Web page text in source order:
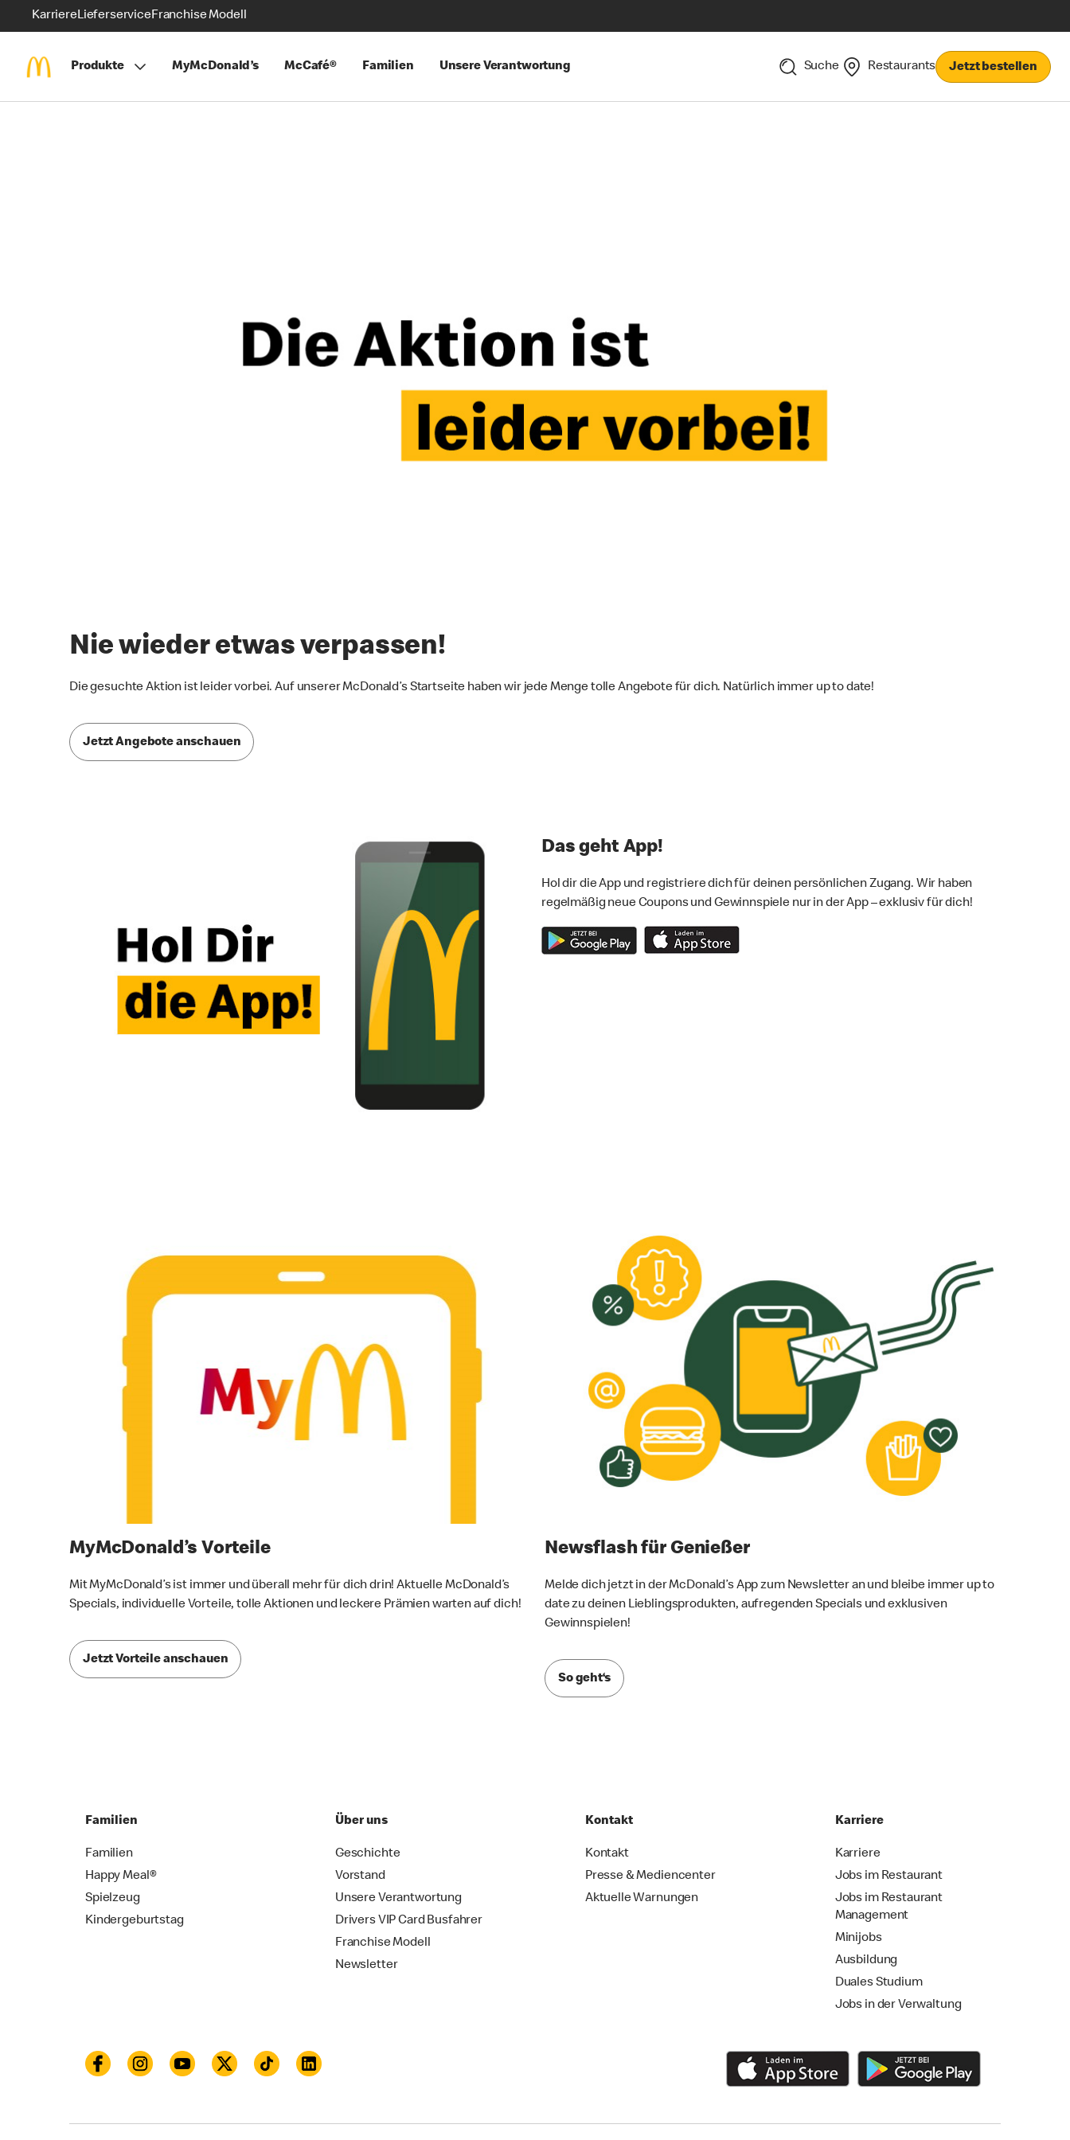
KarriereLieferserviceFranchise Modell
Produkte MyMcDonald’s McCafé® Familien Unsere Verantwortung Suche Restaurants Jetzt bestellen
Nie wieder etwas verpassen!
Die gesuchte Aktion ist leider vorbei. Auf unserer McDonald’s Startseite haben wir jede Menge tolle Angebote für dich. Natürlich immer up to date!
Jetzt Angebote anschauen
Das geht App!
Hol dir die App und registriere dich für deinen persönlichen Zugang. Wir haben
regelmäßig neue Coupons und Gewinnspiele nur in der App – exklusiv für dich!
MyMcDonald’s Vorteile
Mit MyMcDonald’s ist immer und überall mehr für dich drin! Aktuelle McDonald’s
Specials, individuelle Vorteile, tolle Aktionen und leckere Prämien warten auf dich!
Jetzt Vorteile anschauen
Newsflash für Genießer
Melde dich jetzt in der McDonald’s App zum Newsletter an und bleibe immer up to
date zu deinen Lieblingsprodukten, aufregenden Specials und exklusiven
Gewinnspielen!
So geht‘s
Familien
Familien
Happy Meal®
Spielzeug
Kindergeburtstag
Über uns
Geschichte
Vorstand
Unsere Verantwortung
Drivers VIP Card Busfahrer
Franchise Modell
Newsletter
Kontakt
Kontakt
Presse & Mediencenter
Aktuelle Warnungen
Karriere
Karriere
Jobs im Restaurant
Jobs im Restaurant
Management
Minijobs
Ausbildung
Duales Studium
Jobs in der Verwaltung